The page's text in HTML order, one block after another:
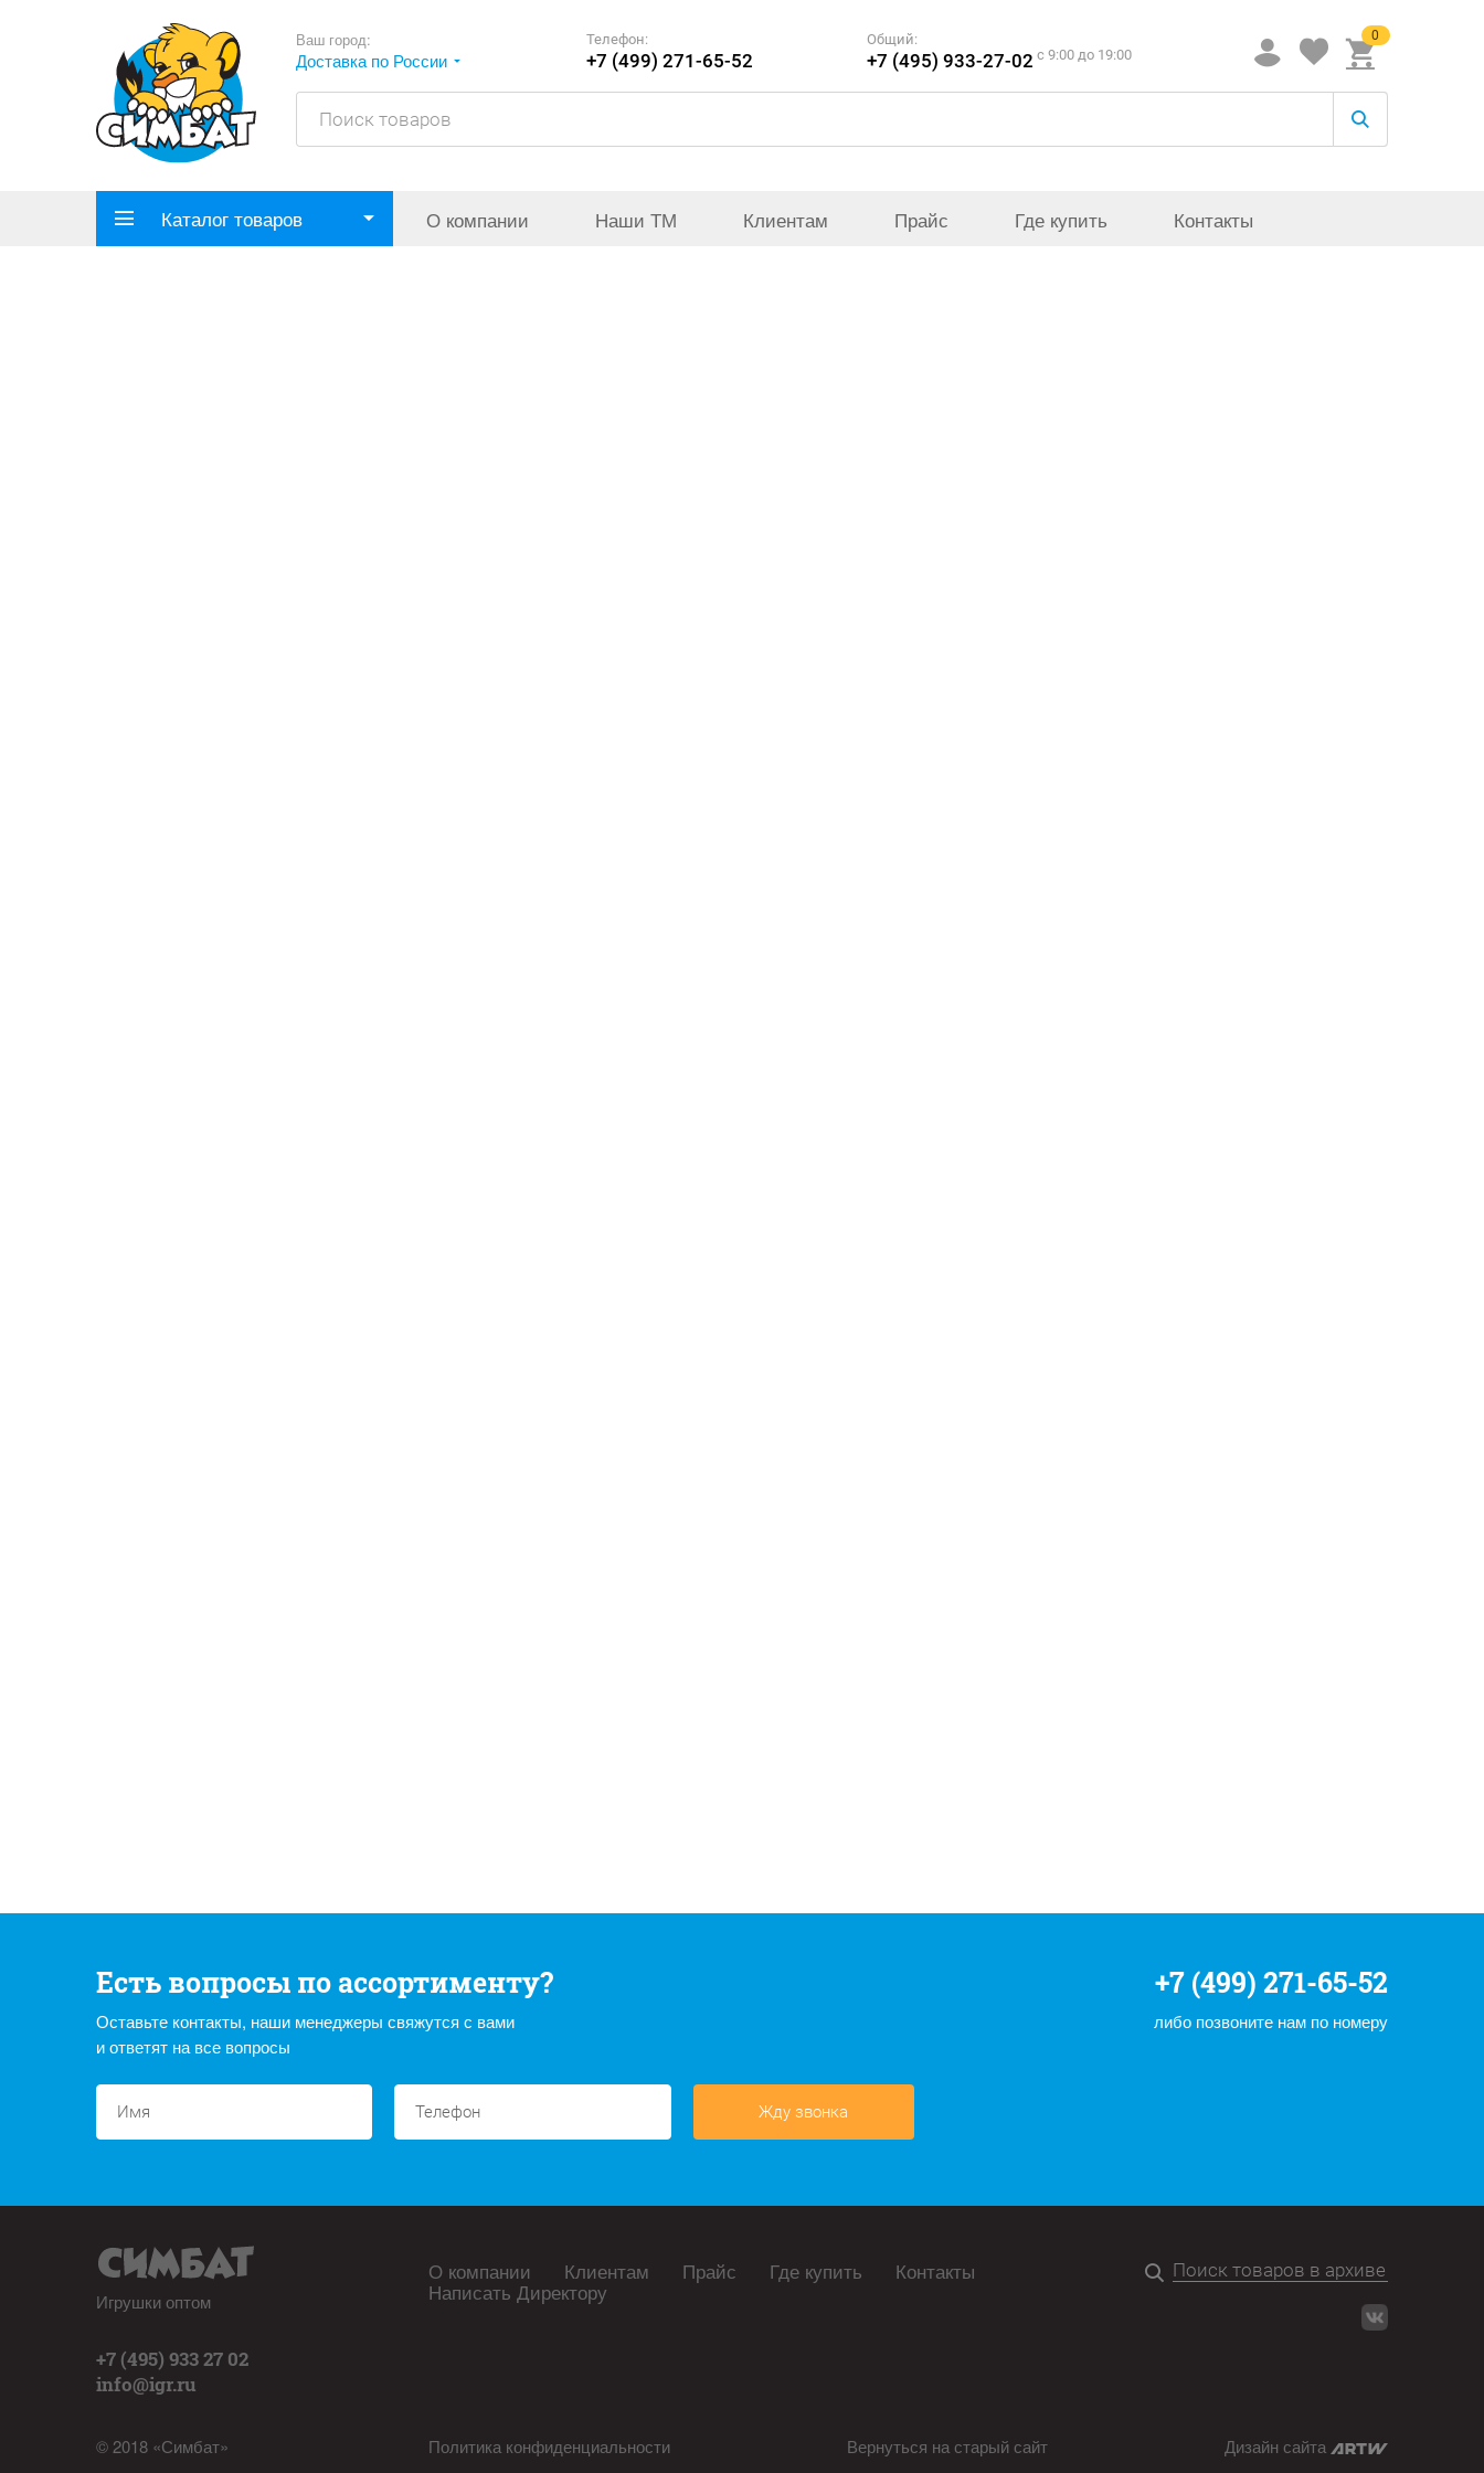
Ваш город:
Доставка по России
Телефон:
+7 (499) 271-65-52
Общий:
+7 (495) 933-27-02 c 9:00 до 19:00
0
Каталог товаров О компании Наши ТМ Клиентам Прайс Где купить Контакты
Есть вопросы по ассортименту?
Оставьте контакты, наши менеджеры свяжутся с вами
и ответят на все вопросы
+7 (499) 271-65-52
либо позвоните нам по номеру
Жду звонка
Игрушки оптом
+7 (495) 933 27 02
info@igr.ru
© 2018 «Симбат»
О компании Клиентам Прайс Где купить Контакты
Написать Директору
Политика конфиденциальности Вернуться на старый сайт Дизайн сайта